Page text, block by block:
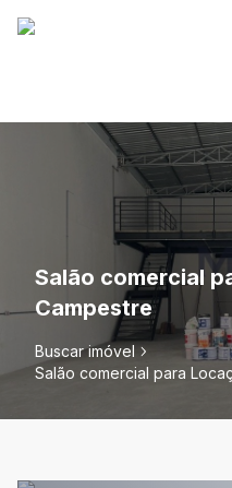
Salão comercial
Campestre
Buscar imóvel
Salão comercial para